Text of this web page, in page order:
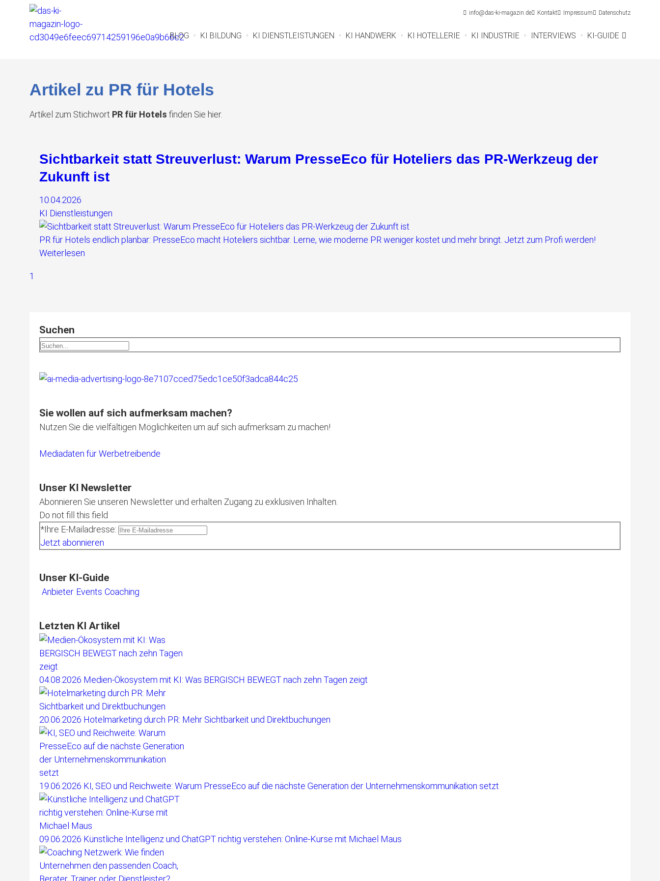
info@das-ki-magazin.de Kontakt Impressum Datenschutz
BLOG KI BILDUNG KI DIENSTLEISTUNGEN KI HANDWERK KI HOTELLERIE KI INDUSTRIE INTERVIEWS KI-GUIDE
Artikel zu PR für Hotels
Artikel zum Stichwort PR für Hotels finden Sie hier.
Sichtbarkeit statt Streuverlust: Warum PresseEco für Hoteliers das PR-Werkzeug der
Zukunft ist
10.04.2026
KI Dienstleistungen
PR für Hotels endlich planbar: PresseEco macht Hoteliers sichtbar. Lerne, wie moderne PR weniger kostet und mehr bringt. Jetzt zum Profi werden!
Weiterlesen
1
Suchen
Sie wollen auf sich aufmerksam machen?
Nutzen Sie die vielfältigen Möglichkeiten um auf sich aufmerksam zu machen!
Mediadaten für Werbetreibende
Unser KI Newsletter
Abonnieren Sie unseren Newsletter und erhalten Zugang zu exklusiven Inhalten.
Do not fill this field
*Ihre E-Mailadresse:
Jetzt abonnieren
Unser KI-Guide
Anbieter Events Coaching
Letzten KI Artikel
04.08.2026 Medien-Ökosystem mit KI: Was BERGISCH BEWEGT nach zehn Tagen zeigt
20.06.2026 Hotelmarketing durch PR: Mehr Sichtbarkeit und Direktbuchungen
19.06.2026 KI, SEO und Reichweite: Warum PresseEco auf die nächste Generation der Unternehmenskommunikation setzt
09.06.2026 Künstliche Intelligenz und ChatGPT richtig verstehen: Online-Kurse mit Michael Maus